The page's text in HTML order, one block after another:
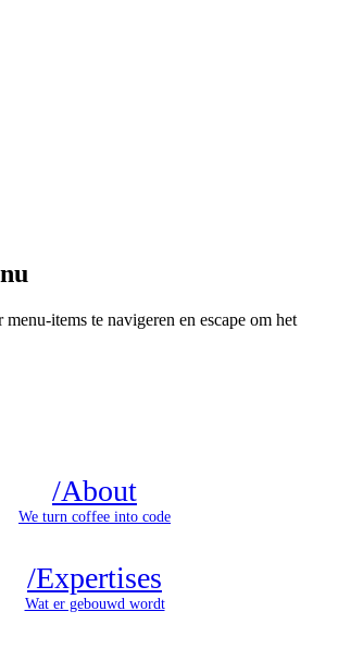
items te navigeren en escape om het
/About
We turn coffee into code
/Expertises
Wat er gebouwd wordt